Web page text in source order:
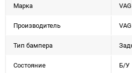
Марка VAG
Производитель VAG
Тип бампера
Состояние Б/У